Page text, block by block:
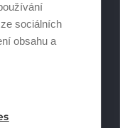
sociálních
obsahu a